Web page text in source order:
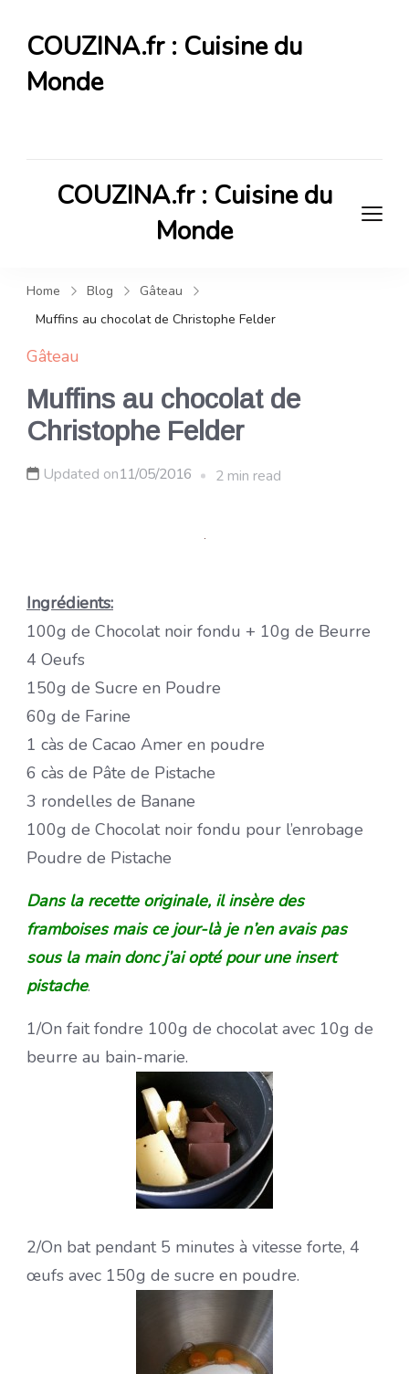
COUZINA.fr : Cuisine du
Monde
COUZINA.fr : Cuisine du
Monde
Home Blog
Gâteau
Muffins au chocolat de Christophe Felder
Gâteau
Muffins au chocolat de
Christophe Felder
Updated on11/05/2016 2 min read
Ingrédients:
100g de Chocolat noir fondu + 10g de Beurre
4 Oeufs
150g de Sucre en Poudre
60g de Farine
1 càs de Cacao Amer en poudre
6 càs de Pâte de Pistache
3 rondelles de Banane
100g de Chocolat noir fondu pour l’enrobage
Poudre de Pistache
Dans la recette originale, il insère des
framboises mais ce jour-là je n’en avais pas
sous la main donc j’ai opté pour une insert
pistache.
1/On fait fondre 100g de chocolat avec 10g de
beurre au bain-marie.
2/On bat pendant 5 minutes à vitesse forte, 4
œufs avec 150g de sucre en poudre.